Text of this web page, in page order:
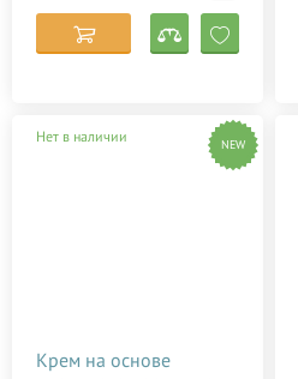
Нет в наличии NEW
Крем на основе